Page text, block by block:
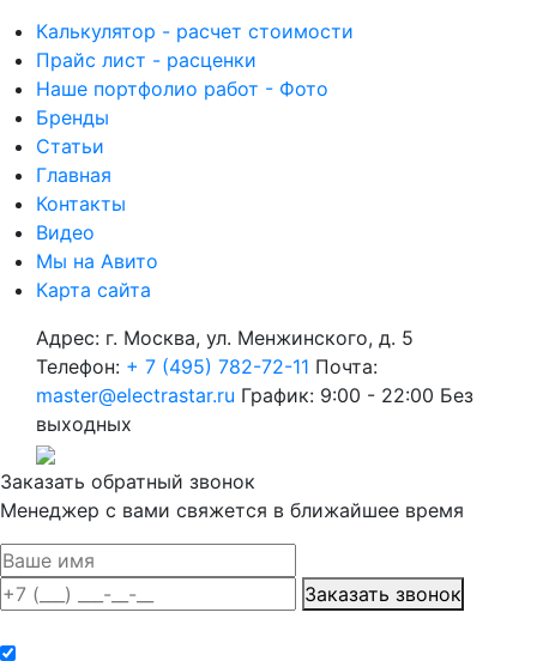
Калькулятор - расчет стоимости
Прайс лист - расценки
Наше портфолио работ - Фото
Бренды
Статьи
Главная
Контакты
Видео
Мы на Авито
Карта сайта
Адрес: г. Москва, ул. Менжинского, д. 5
Телефон: + 7 (495) 782-72-11 Почта:
master@electrastar.ru График: 9:00 - 22:00 Без
выходных
Заказать обратный звонок
Менеджер с вами свяжется в ближайшее время
Заказать звонок